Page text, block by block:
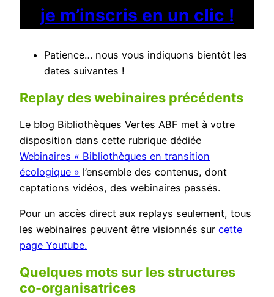
je m’inscris en un clic !
Patience… nous vous indiquons bientôt les
dates suivantes !
Replay des webinaires précédents
Le blog Bibliothèques Vertes ABF met à votre
disposition dans cette rubrique dédiée
Webinaires « Bibliothèques en transition
écologique » l’ensemble des contenus, dont
captations vidéos, des webinaires passés.
Pour un accès direct aux replays seulement, tous
les webinaires peuvent être visionnés sur cette
page Youtube.
Quelques mots sur les structures
co-organisatrices